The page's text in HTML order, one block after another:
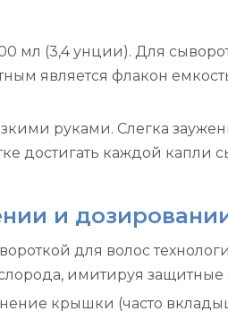
мл (3,4 унции). Для
является флакон
руками. Слегка
достигать каждой капли
и
для волос
имитируя защитные
крышки (часто